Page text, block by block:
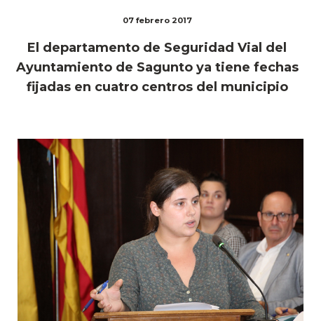
07 febrero 2017
El departamento de Seguridad Vial del
Ayuntamiento de Sagunto ya tiene fechas
fijadas en cuatro centros del municipio